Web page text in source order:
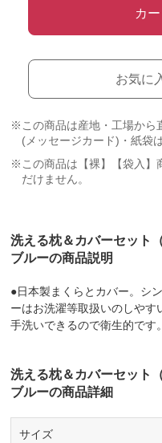
カ
お気に
※この商品は産地・工場から
(メッセージカード)・紙袋
※この商品は【裸】【袋入】
だけません。
洗える枕＆カバーセット
ブルーの商品説明
●日本製まくらとカバー。シ
ーはお洗濯等取扱いのしやす
手洗いできるので衛生的です
洗える枕＆カバーセット
ブルーの商品詳細
サイズ